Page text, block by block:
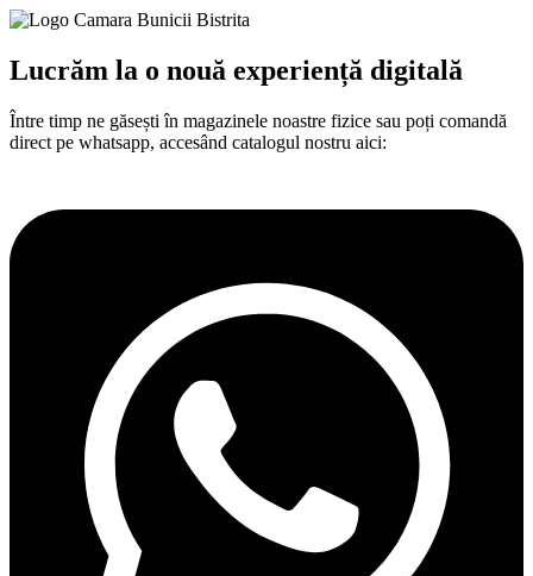
Lucrăm la o nouă experiență digitală​
Între timp ne găsești în magazinele noastre fizice sau poți comandă
direct pe whatsapp, accesând catalogul nostru aici: